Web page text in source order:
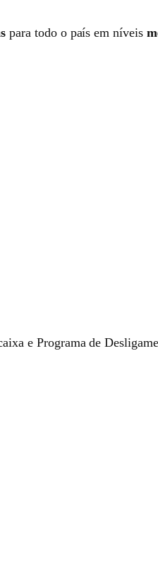
para todo o país em níveis
e Programa de